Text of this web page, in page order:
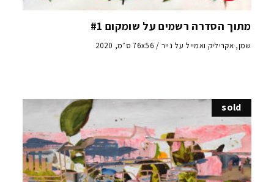
מתוך הסדרה רשמים על שומקום #1
שמן, אקריליק ואמייל על נייר / 76x56 ס״מ, 2020
sold